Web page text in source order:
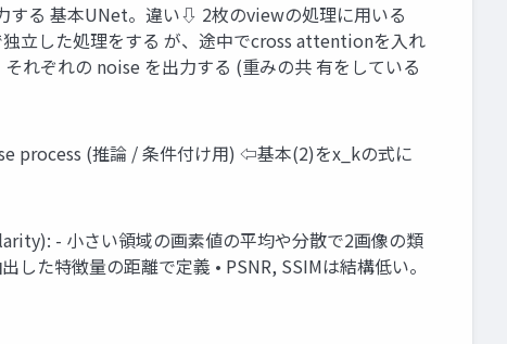
する 基本UNet。違い⇩ 2枚のviewの処理に用いる
立した処理をする が、途中でcross attentionを入れ
ぞれの noise を出力する (重みの共 有をしている
process (推論 / 条件付け用) ⇦基本(2)をx_kの式に
- 小さい領域の画素値の平均や分散で2画像の類
た特徴量の距離で定義 • PSNR, SSIMは結構低い。